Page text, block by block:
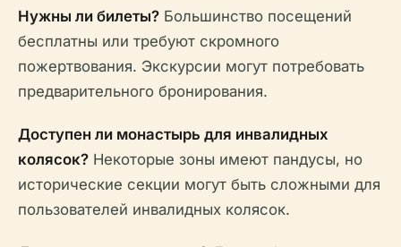
Нужны ли билеты? Большинство посещений
бесплатны или требуют скромного
пожертвования. Экскурсии могут потребовать
предварительного бронирования.
Доступен ли монастырь для инвалидных
колясок? Некоторые зоны имеют пандусы, но
исторические секции могут быть сложными для
пользователей инвалидных колясок.